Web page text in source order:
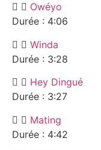
Owéyo
Durée : 4:06
Winda
Durée : 3:28
Hey Dingué
Durée : 3:27
Mating
Durée : 4:42